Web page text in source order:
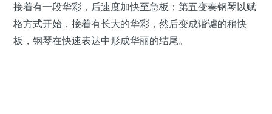
接着有一段华彩，后速度加快至急板；第五变奏钢琴以赋
格方式开始，接着有长大的华彩，然后变成谐谑的稍快
板，钢琴在快速表达中形成华丽的结尾。